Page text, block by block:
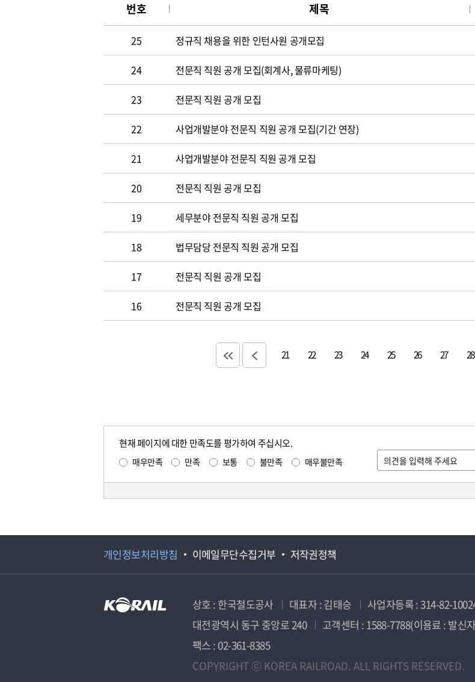
번호 제목
25 정규직 채용을 위한 인턴사원 공개모집
24 전문직 직원 공개 모집(회계사, 물류마케팅)
23 전문직 직원 공개 모집
22 사업개발분야 전문직 직원 공개 모집(기간 연장)
21 사업개발분야 전문직 직원 공개 모집
20 전문직 직원 공개 모집
19 세무분야 전문직 직원 공개 모집
18 법무담당 전문직 직원 공개 모집
17 전문직 직원 공개 모집
16 전문직 직원 공개 모집
21 22 23 24 25 26 27 28
현재 페이지에 대한 만족도를 평가하여 주십시오.
매우만족 만족 보통 불만족 매우불만족
개인정보처리방침 이메일무단수집거부 저작권정책
상호 : 한국철도공사 대표자 : 김태승 사업자등록 : 314-82-
대전광역시 동구 중앙로 240
고객센터 : 1588-7788(이용료 : 발신
팩스 : 02-361-8385
COPYRIGHT ⓒ KOREA RAILROAD. ALL RIGHTS RESERVED.